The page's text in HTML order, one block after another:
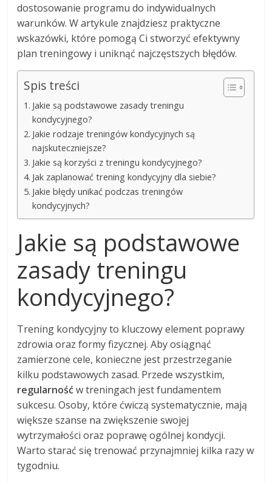
dostosowanie programu do indywidualnych
warunków. W artykule znajdziesz praktyczne
wskazówki, które pomogą Ci stworzyć efektywny
plan treningowy i uniknąć najczęstszych błędów.
Spis treści
Jakie są podstawowe zasady treningu
kondycyjnego?
Jakie rodzaje treningów kondycyjnych są
najskuteczniejsze?
Jakie są korzyści z treningu kondycyjnego?
Jak zaplanować trening kondycyjny dla siebie?
Jakie błędy unikać podczas treningów
kondycyjnych?
Jakie są podstawowe
zasady treningu
kondycyjnego?
Trening kondycyjny to kluczowy element poprawy
zdrowia oraz formy fizycznej. Aby osiągnąć
zamierzone cele, konieczne jest przestrzeganie
kilku podstawowych zasad. Przede wszystkim,
regularnośćw treningach jest fundamentem
sukcesu. Osoby, które ćwiczą systematycznie, mają
większe szanse na zwiększenie swojej
wytrzymałości oraz poprawę ogólnej kondycji.
Warto starać się trenować przynajmniej kilka razy w
tygodniu.